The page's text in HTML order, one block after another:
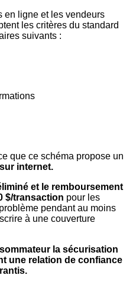
en ligne et les vendeurs
les critères du standard
suivants :
que ce schéma propose un
internet.
et le remboursement
$/transaction pour les
pendant au moins
à une couverture
la sécurisation
une relation de confiance